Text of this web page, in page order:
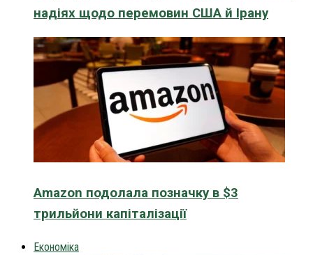
надіях щодо перемовин США й Ірану
Amazon подолала позначку в $3
трильйони капіталізації
Економіка